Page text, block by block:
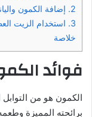
2. إضافة الكمون واليانسون إلى الطعام
3. استخدام الزيت العطري
خلاصة
فوائد
الكمون هو من
برائحته المميزة